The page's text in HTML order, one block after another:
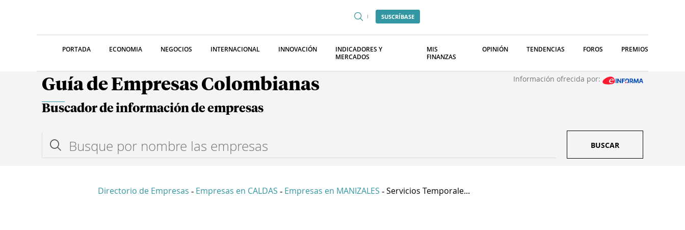
SUSCRÍBASE
PORTADA ECONOMIA NEGOCIOS INTERNACIONAL INNOVACIÓN
INDICADORES Y
MERCADOS
MIS
FINANZAS
OPINIÓN TENDENCIAS FOROS PREMIOS
Guía de Empresas Colombianas Información ofrecida por:
Buscador de información de empresas
BUSCAR
Directorio de Empresas - Empresas en CALDAS - Empresas en MANIZALES - Servicios Temporale...